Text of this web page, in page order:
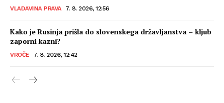
VLADAVINA PRAVA 7. 8. 2026, 12:56
Kako je Rusinja prišla do slovenskega državljanstva – kljub
zaporni kazni?
VROČE 7. 8. 2026, 12:42